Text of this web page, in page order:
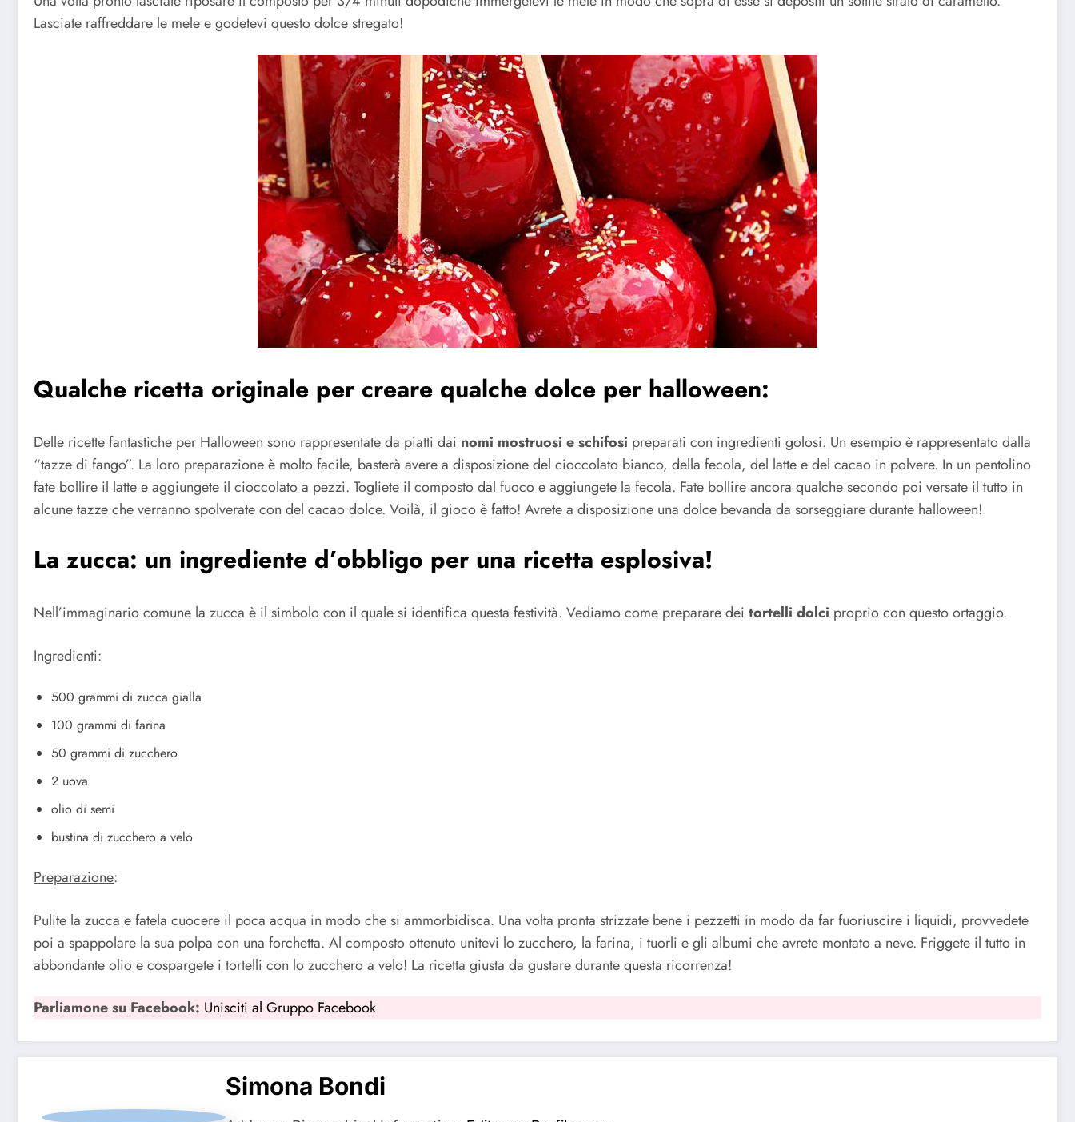
Lasciate raffreddare le mele e godetevi questo dolce stregato!
Qualche ricetta originale per creare qualche dolce per halloween:
Delle ricette fantastiche per Halloween sono rappresentate da piatti dai nomi mostruosi e schifosi preparati con ingredienti golosi. Un esempio è rappresentato dalla
“tazze di fango”. La loro preparazione è molto facile, basterà avere a disposizione del cioccolato bianco, della fecola, del latte e del cacao in polvere. In un pentolino
fate bollire il latte e aggiungete il cioccolato a pezzi. Togliete il composto dal fuoco e aggiungete la fecola. Fate bollire ancora qualche secondo poi versate il tutto in
alcune tazze che verranno spolverate con del cacao dolce. Voilà, il gioco è fatto! Avrete a disposizione una dolce bevanda da sorseggiare durante halloween!
La zucca: un ingrediente d’obbligo per una ricetta esplosiva!
Nell’immaginario comune la zucca è il simbolo con il quale si identifica questa festività. Vediamo come preparare dei tortelli dolci proprio con questo ortaggio.
Ingredienti:
500 grammi di zucca gialla
100 grammi di farina
50 grammi di zucchero
2 uova
olio di semi
bustina di zucchero a velo
Preparazione:
Pulite la zucca e fatela cuocere il poca acqua in modo che si ammorbidisca. Una volta pronta strizzate bene i pezzetti in modo da far fuoriuscire i liquidi, provvedete
poi a spappolare la sua polpa con una forchetta. Al composto ottenuto unitevi lo zucchero, la farina, i tuorli e gli albumi che avrete montato a neve. Friggete il tutto in
abbondante olio e cospargete i tortelli con lo zucchero a velo! La ricetta giusta da gustare durante questa ricorrenza!
Parliamone su Facebook: Unisciti al Gruppo Facebook
Simona Bondi